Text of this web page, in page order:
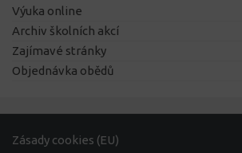
Výuka online
Archiv školních akcí
Zajímavé stránky
Objednávka obědů
Zásady cookies (EU)